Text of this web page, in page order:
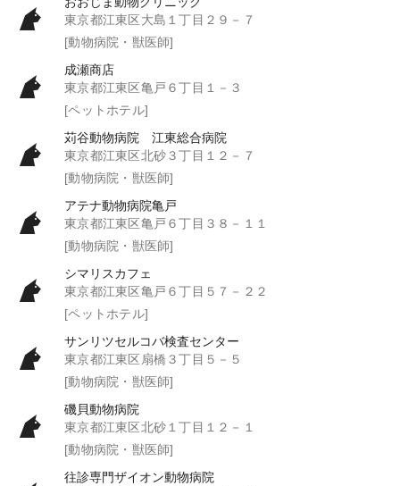
東京都江東区大島１丁目２９－７
[動物病院・獣医師]
成瀬商店
東京都江東区亀戸６丁目１－３
[ペットホテル]
苅谷動物病院 江東総合病院
東京都江東区北砂３丁目１２－７
[動物病院・獣医師]
アテナ動物病院亀戸
東京都江東区亀戸６丁目３８－１１
[動物病院・獣医師]
シマリスカフェ
東京都江東区亀戸６丁目５７－２２
[ペットホテル]
サンリツセルコバ検査センター
東京都江東区扇橋３丁目５－５
[動物病院・獣医師]
磯貝動物病院
東京都江東区北砂１丁目１２－１
[動物病院・獣医師]
往診専門ザイオン動物病院